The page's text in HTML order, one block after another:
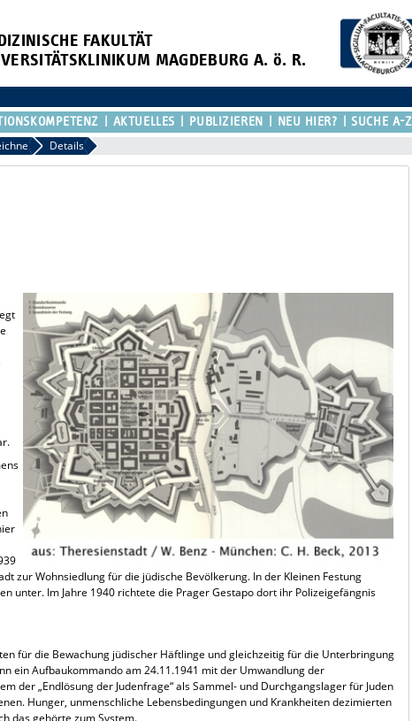
FAKULTÄT
MAGDEBURG A. ö. R.
AKTUELLES PUBLIZIEREN NEU HIER? SUCHE A-Z
Details
zur Wohnsiedlung für die jüdische Bevölkerung. In der Kleinen Festung
unter. Im Jahre 1940 richtete die Prager Gestapo dort ihr Polizeigefängnis
für die Bewachung jüdischer Häftlinge und gleichzeitig für die Unterbringung
ein Aufbaukommando am 24.11.1941 mit der Umwandlung der
der „Endlösung der Judenfrage“ als Sammel- und Durchgangslager für Juden
Hunger, unmenschliche Lebensbedingungen und Krankheiten dezimierten
das gehörte zum System.